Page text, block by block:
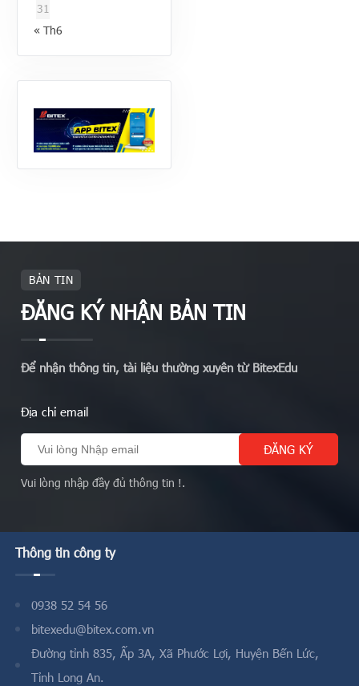
31
« Th6
BẢN TIN
ĐĂNG KÝ NHẬN BẢN TIN
Để nhận thông tin, tài liệu thường xuyên từ BitexEdu
Địa chỉ email
Vui lòng nhập đầy đủ thông tin !.
Thông tin công ty
0938 52 54 56
bitexedu@bitex.com.vn
Đường tỉnh 835, Ấp 3A, Xã Phước Lợi, Huyện Bến Lức,
Tỉnh Long An.